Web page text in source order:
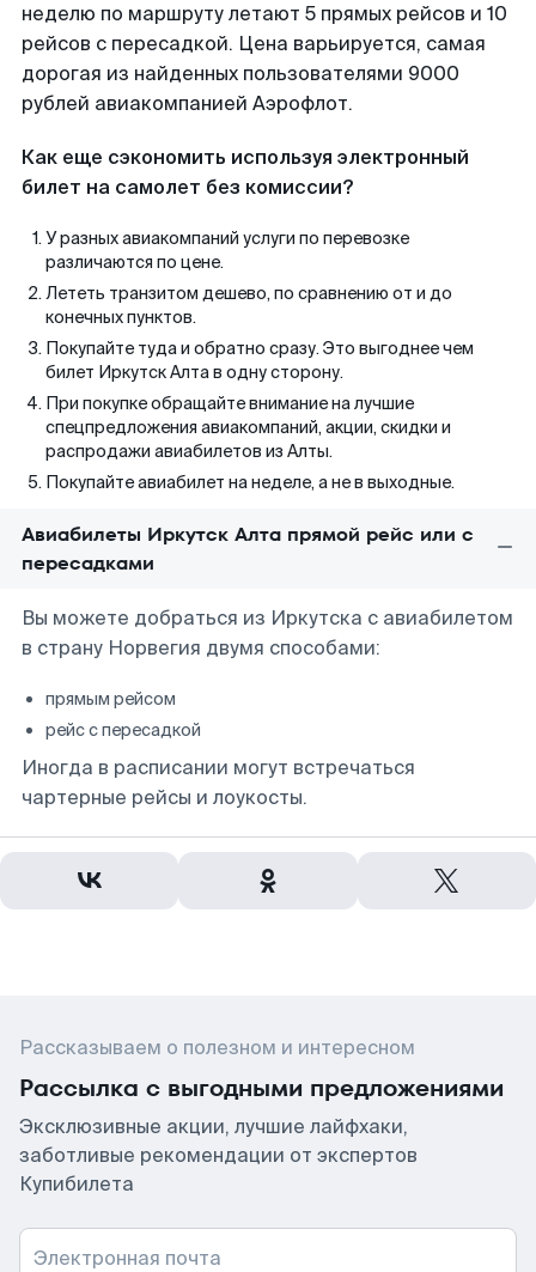
неделю по маршруту летают 5 прямых рейсов и 10
рейсов с пересадкой. Цена варьируется, самая
дорогая из найденных пользователями 9000
рублей авиакомпанией Аэрофлот.
Как еще сэкономить используя электронный
билет на самолет без комиссии?
У разных авиакомпаний услуги по перевозке
различаются по цене.
Лететь транзитом дешево, по сравнению от и до
конечных пунктов.
Покупайте туда и обратно сразу. Это выгоднее чем
билет Иркутск Алта в одну сторону.
При покупке обращайте внимание на лучшие
спецпредложения авиакомпаний, акции, скидки и
распродажи авиабилетов из Алты.
Покупайте авиабилет на неделе, а не в выходные.
Авиабилеты Иркутск Алта прямой рейс или с
пересадками
Вы можете добраться из Иркутска с авиабилетом
в страну Норвегия двумя способами:
прямым рейсом
рейс с пересадкой
Иногда в расписании могут встречаться
чартерные рейсы и лоукосты.
Рассказываем о полезном и интересном
Рассылка с выгодными предложениями
Эксклюзивные акции, лучшие лайфхаки,
заботливые рекомендации от экспертов
Купибилета
Электронная почта